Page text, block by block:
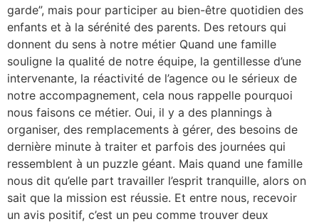
garde”, mais pour participer au bien-être quotidien des
enfants et à la sérénité des parents. Des retours qui
donnent du sens à notre métier Quand une famille
souligne la qualité de notre équipe, la gentillesse d’une
intervenante, la réactivité de l’agence ou le sérieux de
notre accompagnement, cela nous rappelle pourquoi
nous faisons ce métier. Oui, il y a des plannings à
organiser, des remplacements à gérer, des besoins de
dernière minute à traiter et parfois des journées qui
ressemblent à un puzzle géant. Mais quand une famille
nous dit qu’elle part travailler l’esprit tranquille, alors on
sait que la mission est réussie. Et entre nous, recevoir
un avis positif, c’est un peu comme trouver deux